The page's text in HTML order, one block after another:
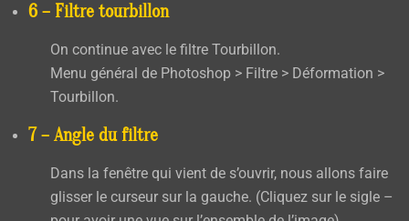
6 – Filtre tourbillon
On continue avec le filtre Tourbillon.
Menu général de Photoshop > Filtre > Déformation >
Tourbillon.
7 – Angle du filtre
Dans la fenêtre qui vient de s’ouvrir, nous allons faire
glisser le curseur sur la gauche. (Cliquez sur le sigle –